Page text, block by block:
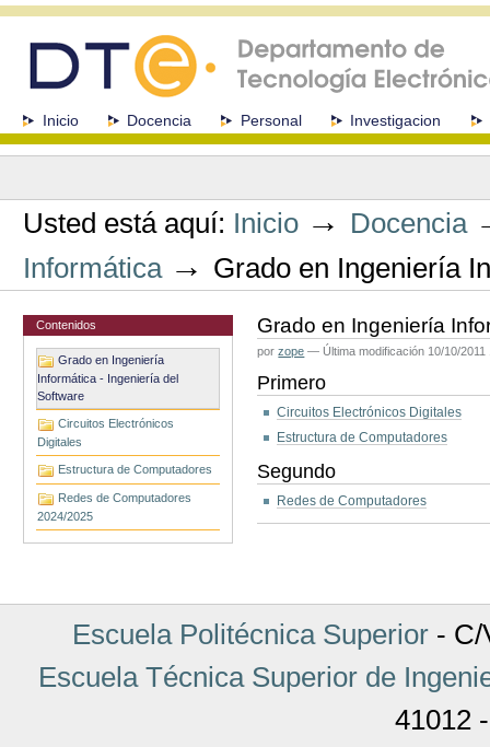
navegación
SeccionesInicio Docencia Personal Investigacion
Herramientas
Usted está aquí: Inicio → Docencia
Informática → Grado en Ingeniería
Contenidos
Grado en Ingeniería
Informática - Ingeniería del
Software
Circuitos Electrónicos
Digitales
Estructura de Computadores
Redes de Computadores
2024/2025
Grado en Ingeniería
porzope — Última modificación 10/10/2011
Primero
Circuitos Electrónicos Digitales
Estructura de Computadores
Segundo
Redes de Computadores
Escuela Politécnica Superior- C/
Escuela Técnica Superior de
41012